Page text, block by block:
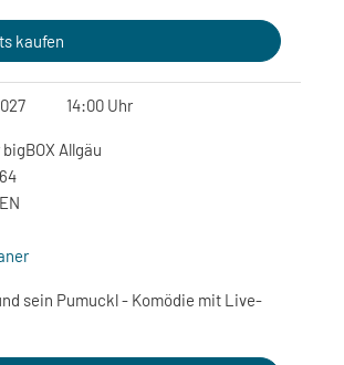
kaufen
14:00 Uhr
Allgäu
sein Pumuckl - Komödie mit Live-